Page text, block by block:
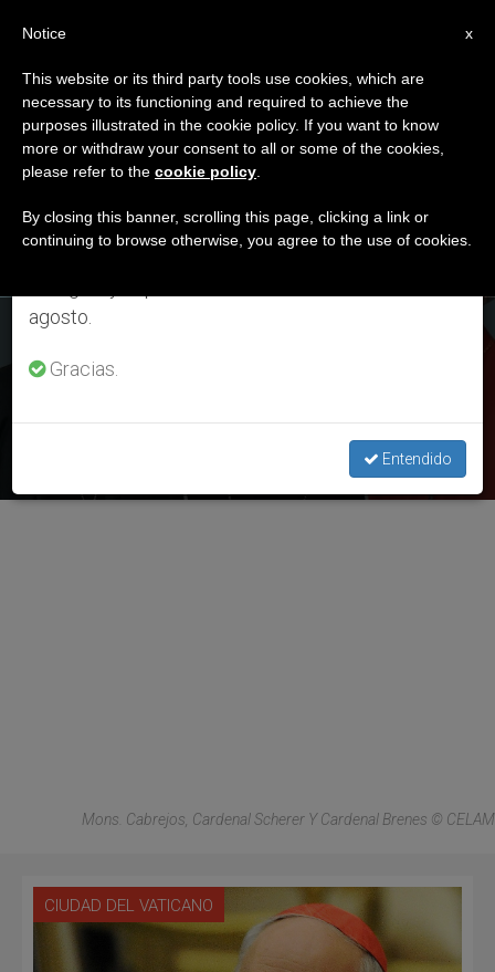
DÍA
Mayo 16th, 2019
ÚLTIMAS NOTICIAS
El Consejo Episcopal Latinoamericano eligió nuevas
autoridades para 2019-2023
Mons. Cabrejos, Cardenal Scherer Y Cardenal Brenes © CELAM
CIUDAD DEL VATICANO
×
Aviso importante
Del 27 de julio al 7 de agosto haremos la pausa
anual, aprovechando que en el periodo de verano
se generan menos informaciones y también el
agosto.
Gracias.
Entendido
x
Notice
This website or its third party tools use cookies, which are
necessary to its functioning and required to achieve the
purposes illustrated in the cookie policy. If you want to know
more or withdraw your consent to all or some of the cookies,
please refer to the cookie policy
By closing this banner, scrolling this page, clicking a link or
continuing to browse otherwise, you agree to the use of cookies.